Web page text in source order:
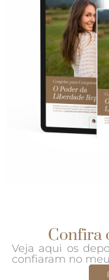
Confira
Veja aqui os
confiaram no